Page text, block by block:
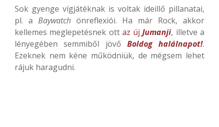
Sok gyenge vígjátéknak is voltak ideillő pillanatai,
pl. a Baywatch önreflexiói. Ha már Rock, akkor
kellemes meglepetésnek ott az újJumanji, illetve a
lényegében semmiből jövő Boldog halálnapot!.
Ezeknek nem kéne működniük, de mégsem lehet
rájuk haragudni.